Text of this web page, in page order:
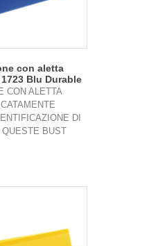
con aletta
Blu Durable
CON ALETTA
DI
QUESTE BUST